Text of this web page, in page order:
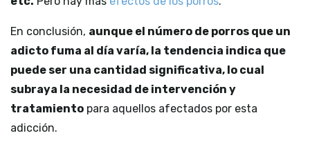
En conclusión, aunque el número de porros que un
adicto fuma al día varía, la tendencia indica que
puede ser una cantidad significativa, lo cual
subraya la necesidad de intervención y
tratamiento para aquellos afectados por esta
adicción.